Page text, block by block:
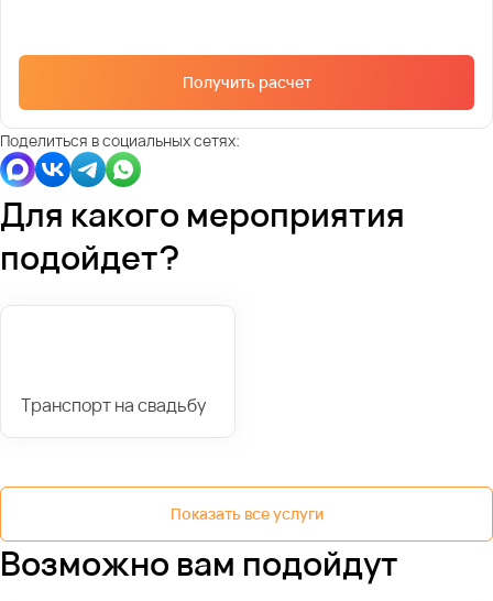
Получить расчет
Поделиться в социальных сетях:
Для какого мероприятия
подойдет?
Транспорт на свадьбу
Показать все услуги
Возможно вам подойдут